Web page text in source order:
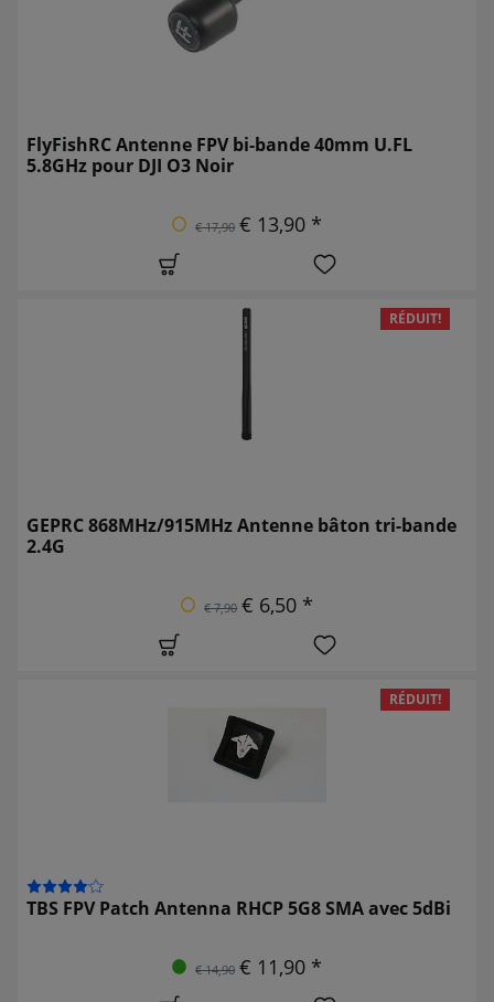
FlyFishRC Antenne FPV bi-bande 40mm U.FL
5.8GHz pour DJI O3 Noir
€ 17,90 € 13,90 *
RÉDUIT!
GEPRC 868MHz/915MHz Antenne bâton tri-bande
2.4G
€ 7,90 € 6,50 *
RÉDUIT!
TBS FPV Patch Antenna RHCP 5G8 SMA avec 5dBi
€ 14,90 € 11,90 *